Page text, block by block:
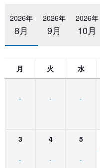
2026年
8月
2026年
9月
2026年
10月
月 火 水
- - -
3
-
4
-
5
-